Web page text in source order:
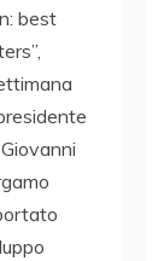
best